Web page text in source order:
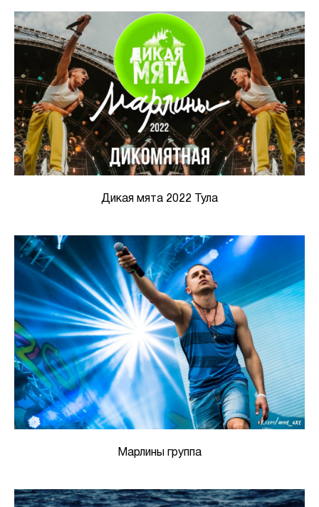
Дикая мята 2022 Тула
Марлины группа